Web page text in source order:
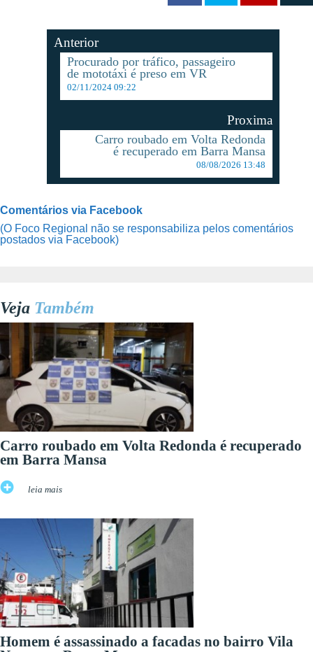
Anterior
Procurado por tráfico, passageiro
de mototáxi é preso em VR
02/11/2024 09:22
Proxima
Carro roubado em Volta Redonda
é recuperado em Barra Mansa
08/08/2026 13:48
Comentários via Facebook
(O Foco Regional não se responsabiliza pelos comentários
postados via Facebook)
Veja Também
Carro roubado em Volta Redonda é recuperado
em Barra Mansa
leia mais
Homem é assassinado a facadas no bairro Vila